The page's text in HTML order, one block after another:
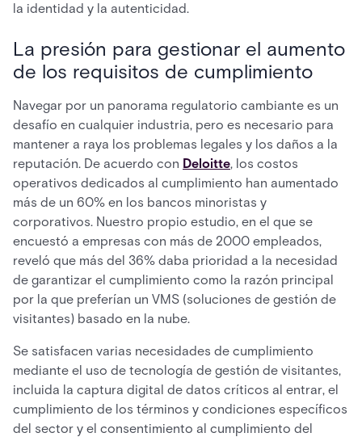
la identidad y la autenticidad.
La presión para gestionar el aumento
de los requisitos de cumplimiento
Navegar por un panorama regulatorio cambiante es un
desafío en cualquier industria, pero es necesario para
mantener a raya los problemas legales y los daños a la
reputación. De acuerdo con Deloitte, los costos
operativos dedicados al cumplimiento han aumentado
más de un 60% en los bancos minoristas y
corporativos. Nuestro propio estudio, en el que se
encuestó a empresas con más de 2000 empleados,
reveló que más del 36% daba prioridad a la necesidad
de garantizar el cumplimiento como la razón principal
por la que preferían un VMS (soluciones de gestión de
visitantes) basado en la nube.
Se satisfacen varias necesidades de cumplimiento
mediante el uso de tecnología de gestión de visitantes,
incluida la captura digital de datos críticos al entrar, el
cumplimiento de los términos y condiciones específicos
del sector y el consentimiento al cumplimiento del